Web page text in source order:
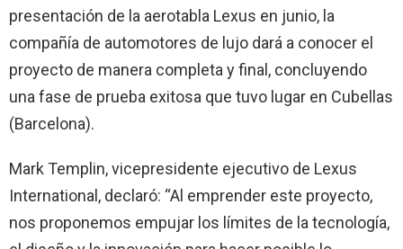
presentación de la aerotabla Lexus en junio, la
compañía de automotores de lujo dará a conocer el
proyecto de manera completa y final, concluyendo
una fase de prueba exitosa que tuvo lugar en Cubellas
(Barcelona).
Mark Templin, vicepresidente ejecutivo de Lexus
International, declaró: “Al emprender este proyecto,
nos proponemos empujar los límites de la tecnología,